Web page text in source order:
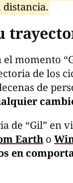
distancia.
el momento
de los
de
de “Gil” en
Earth o
en